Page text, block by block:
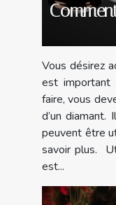
Vous désirez
est important
faire, vous
d’un
peuvent être
savoir plus.
est...